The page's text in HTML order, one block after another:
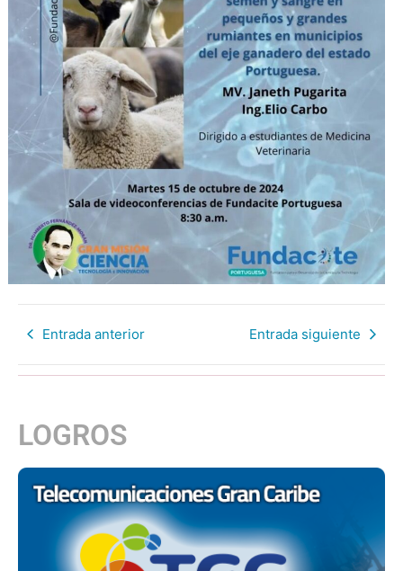
Entrada anterior Entrada siguiente
LOGROS